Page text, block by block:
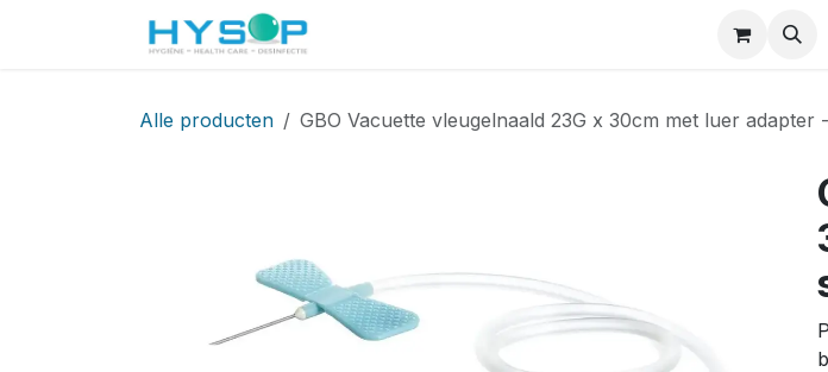
Alle producten GBO Vacuette vleugelnaald 23G x 30cm met luer adapter